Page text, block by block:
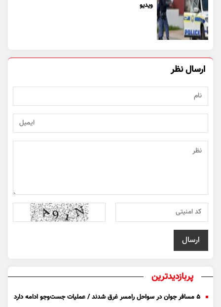
ویدیو
ارسال نظر
پربازدیدترین
۵ مسافر جوان در سواحل رامسر غرق شدند / عملیات جست‌و‌جو ادامه دارد